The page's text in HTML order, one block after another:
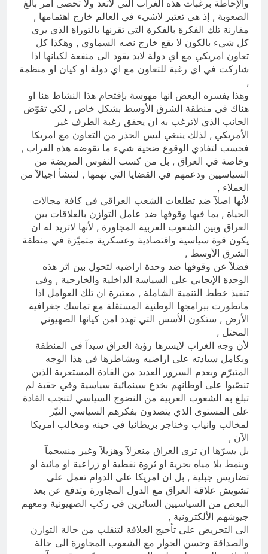
والإحاطة برغبات هذه الغراب التي لاتعد ولا تحصى امر بالغ
الصعوبة , إذ هي تعتبر لاشيء في العالم خارج اهتمامها ,
مقارنة تلك الفكرة بالفكرة التي تقرنها بالتوراة الذي يرى
كل شيء بالكون لا يقع خارج نصه السماوي , وهكذا كل
تعاون امريكي مع اي دولة لابد يقود الى منفعة لكيانها اذا
شاركت في اي رغبة للتعاون مع اي دولة او كيان او منظمة
,
وهذا يفسره البعض انها مهوسة بإقتحام هذا النشاط هنا او
هناك في منطقة الشرق الأوسط بشكل خاص , لكي تقوّض
الجانب الذي لاترغب به ان يحقق رغبة الطرف غير
الأمريكي , لذلك ينبغي ليس الحذر من التعاون مع امريكا
فحسب لتفادي الوقوع ضحية شيء ما تقوضه هذه الغراب ,
وخاصة في العراق , بل من كسب النفوس المريضة من
السياسيين ودعمهم في القضايا التي تهمها , لتنشأ اجيالآ من
العملاء ,
لأنها اصلآ ضد تطلعات الشعب العراقي في كافة مجالات
الحياة , بما فيها وقوفها ضد عامل التوازن بالعلاقات بين
العراق وبين الشعوب العربية المجاورة , لأنها لاتريد له ان
يكون قوة سياسية واقتصادية وعسكرية متميّزة في منطقة
الشرق الأوسط ,
فضلآ عن وقوفها ضد وحدة اراضيه لتحول بين اثر هذه
الوحدة الإيجابي على السياسة الداخلية والخارجية , وفي
تنفيذ خطط التنمية الشاملة , معتبرة ان تلك العوامل اذا
ماتطورت ببرامجها الوطنية المستقلة مع تماسك جغرافية
الأرض , ستكون الأسس التي تهدد امن كيانها الصهيوني
المحتل ,
لأن وجه الغراب لايسرها رؤية العراق سيدآ في المنطقة
وبكامل سيادته على اراضيه ويشاطرها في هذا الوجه
المتبرّم وبعدم السرور العديد من القادة المستعربة الذين
تنصّبوا على اوطانهم بخدع سينمائية سياسية وفي حقبة لم
تبلغ به الشعوب العربية من النضوج السياسي لتنجب القادة
على المستوى الذي يتصدون بفكرهم السياسي النيّر
لمخالب وانياب وخناجر بريطانيا في حينه ومخالب امريكا
الآن ,
بل يسرّها ان ترى العراق منعزلآ وهزيلآ وغير منسجمآ
وبنمط بلا مياه بحرية او ثروة نفطية او زراعية او مائية او
تضاريس جبلية , بل ان امريكا على الدوام تعمل على
تشويش علاقة العراق مع الدول المجاورة وتدفع عن بعد
البعض من السياسيين السائرين في ركب الصهيونية ومعهم
جيوشهم الألكترونية ,
الى التحريض على تأجيج العلاقة لتنقلب من حالة التوازن
والصداقة وحسن الجوار مع الشعوب المجاورة الى حالة